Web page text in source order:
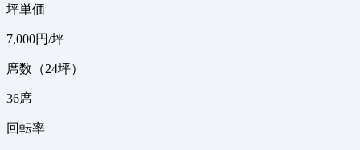
坪単価
7,000円/坪
席数（24坪）
36席
回転率